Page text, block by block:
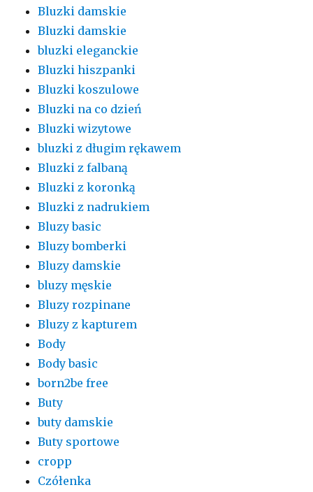
Bluzki damskie
Bluzki damskie
bluzki eleganckie
Bluzki hiszpanki
Bluzki koszulowe
Bluzki na co dzień
Bluzki wizytowe
bluzki z długim rękawem
Bluzki z falbaną
Bluzki z koronką
Bluzki z nadrukiem
Bluzy basic
Bluzy bomberki
Bluzy damskie
bluzy męskie
Bluzy rozpinane
Bluzy z kapturem
Body
Body basic
born2be free
Buty
buty damskie
Buty sportowe
cropp
Czółenka